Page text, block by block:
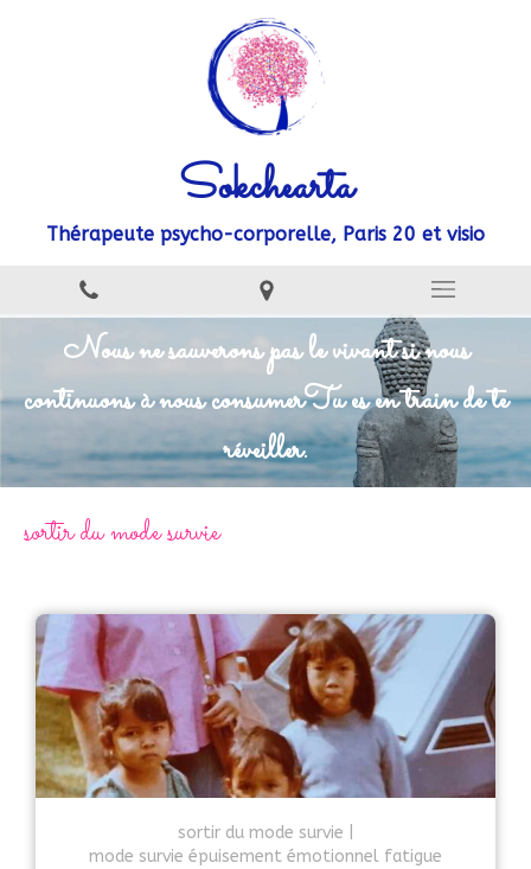
Sokchearta
Thérapeute psycho-corporelle, Paris 20 et visio
Nous ne sauverons pas le vivant si nous
continuons à nous consumerTu es en train de te
réveiller.
sortir du mode survie
sortir du mode survie
mode survie épuisement émotionnel fatigue